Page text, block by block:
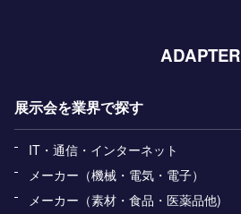
ADAPTER
展示会を業界で探す
IT・通信・インターネット
メーカー（機械・電気・電子）
メーカー（素材・食品・医薬品他)